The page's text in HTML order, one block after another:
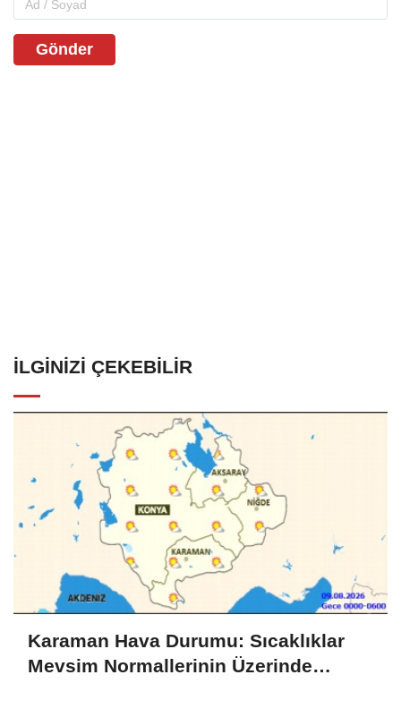
Gönder
İLGINIZI ÇEKEBILIR
Karaman Hava Durumu: Sıcaklıklar
Mevsim Normallerinin Üzerinde